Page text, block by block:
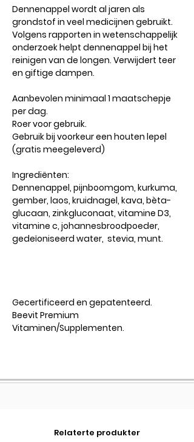
Dennenappel wordt al jaren als
grondstof in veel medicijnen gebruikt.
Volgens rapporten in wetenschappelijk
onderzoek helpt dennenappel bij het
reinigen van de longen. Verwijdert teer
en giftige dampen.
Aanbevolen minimaal 1 maatschepje
per dag.
Roer voor gebruik.
Gebruik bij voorkeur een houten lepel
(gratis meegeleverd)
Ingrediënten:
Dennenappel, pijnboomgom, kurkuma,
gember, laos, kruidnagel, kava, bèta-
glucaan, zinkgluconaat, vitamine D3,
vitamine c, johannesbroodpoeder,
gedeïoniseerd water, stevia, munt.
Gecertificeerd en gepatenteerd.
Beevit Premium
Vitaminen/Supplementen.
Relaterte produkter